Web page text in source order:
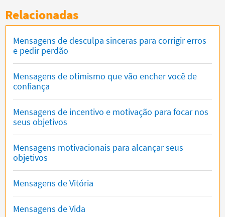
Relacionadas
Mensagens de desculpa sinceras para corrigir erros
e pedir perdão
Mensagens de otimismo que vão encher você de
confiança
Mensagens de incentivo e motivação para focar nos
seus objetivos
Mensagens motivacionais para alcançar seus
objetivos
Mensagens de Vitória
Mensagens de Vida